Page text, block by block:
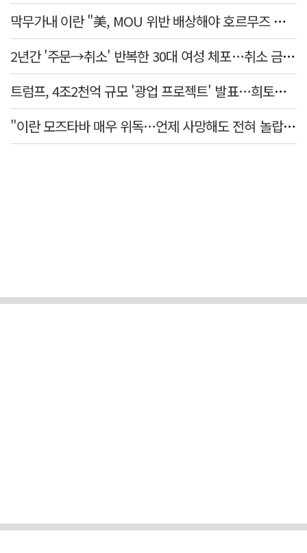
막무가내 이란 "美, MOU 위반 배상해야 호르무즈 재개방"
2년간 '주문→취소' 반복한 30대 여성 체포…취소 금액만 400억 원
트럼프, 4조2천억 규모 '광업 프로젝트' 발표…희토류 탈중국 속도
"이란 모즈타바 매우 위독…언제 사망해도 전혀 놀랍지 않아"